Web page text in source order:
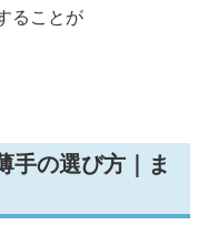
ることが
手の選び方｜ま